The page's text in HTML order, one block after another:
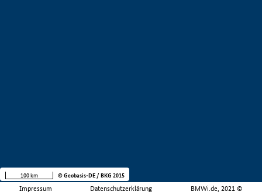
Impressum Datenschutzerklärung BMWi.de, 2021 ©
100 km © Geobasis-DE / BKG 2015